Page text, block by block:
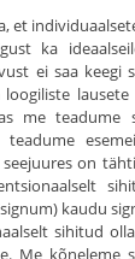
et
ka
ei saa keegi
me teadume
on
kaudu
sihitud
Me kõneleme